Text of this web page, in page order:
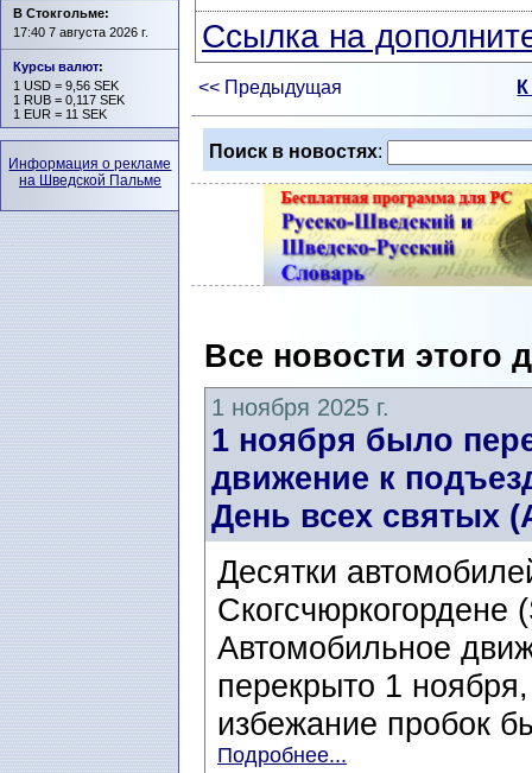
Ссылка на
<< Предыдущая
Поиск в новостях:
Все новости этого
1 ноября 2025 г.
1 ноября было
движение к
День всех святых
Десятки
Скогсчюркогордене
Автомобильное
перекрыто 1
избежание пробок
Подробнее...
В Стокгольме:
17:40 7 августа 2026 г.
Курсы валют:
1 USD = 9,56 SEK
1 RUB = 0,117 SEK
1 EUR = 11 SEK
Информация о рекламе
на Шведской Пальме